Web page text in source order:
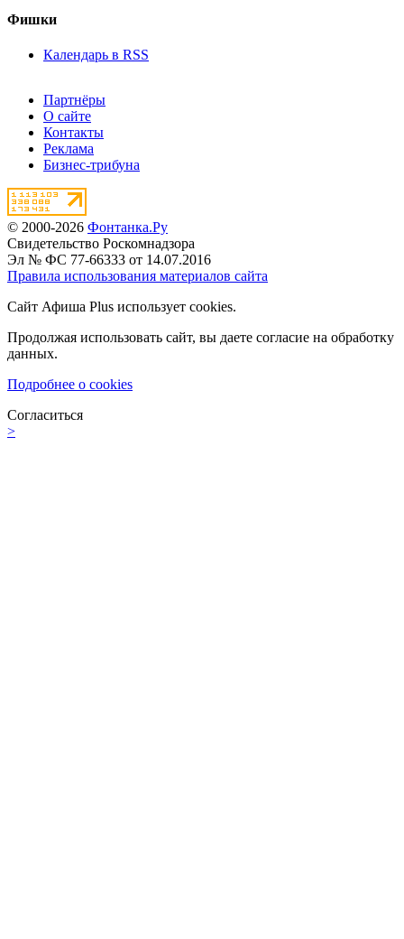
Фишки
Календарь в RSS
Партнёры
О сайте
Контакты
Реклама
Бизнес-трибуна
© 2000-2026 Фонтанка.Ру
Свидетельство Роскомнадзора
Эл № ФС 77-66333 от 14.07.2016
Правила использования материалов сайта
Сайт Афиша Plus использует cookies.
Продолжая использовать сайт, вы даете согласие на обработку
данных.
Подробнее о cookies
Согласиться
>